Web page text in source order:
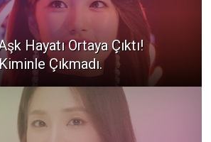
Hayatı Ortaya Çıktı!
Çıkmadı.